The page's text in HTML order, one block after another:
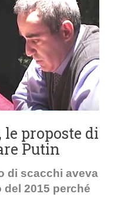
le proposte di
Putin
di scacchi aveva
2015 perché